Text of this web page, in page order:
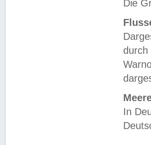
Die
durch
In